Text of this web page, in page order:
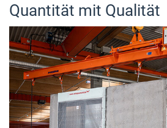
Quantität mit Qualität